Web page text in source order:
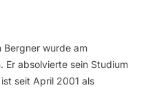
Bergner wurde am
Er absolvierte sein Studium
seit April 2001 als